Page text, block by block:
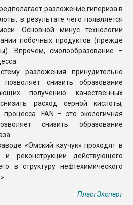
разложение гипериза в
в результате чего появляется
Основной минус технологии
побочных продуктов (прежде
Впрочем, смолообразование –
разложения принудительно
снизить образование
получению качественных
расход серной кислоты,
процесса. FAN – это экологичная
снизить образование
«Омский каучук» проходят в
реконструкции действующего
в структуру нефтехимического
ПластЭксперт